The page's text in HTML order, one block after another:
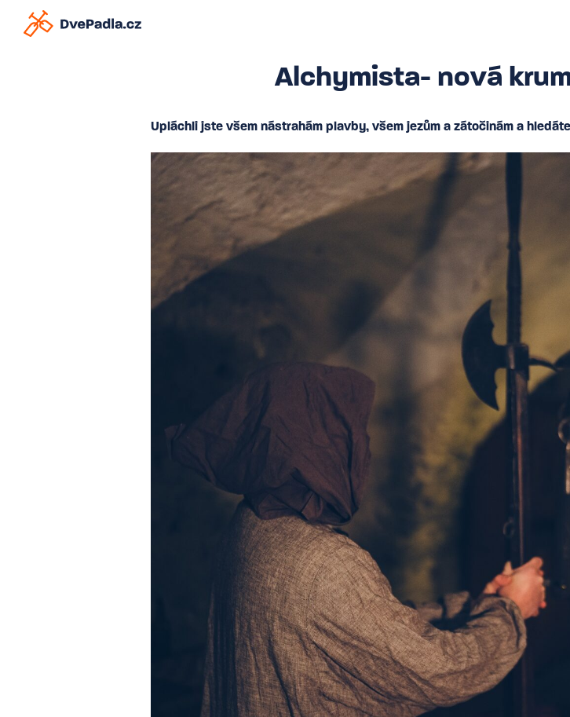
Alchymista- nová
Upláchli jste všem nástrahám plavby, všem jezům a zátočinám a